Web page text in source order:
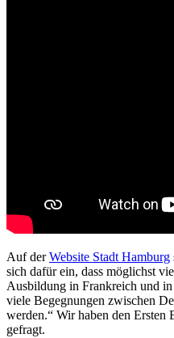
Auf derWebsite Stadt Hamburg
sich dafür ein, dass möglichst
Ausbildung in Frankreich und
viele Begegnungen zwischen
werden.“ Wir haben den Ersten
gefragt.